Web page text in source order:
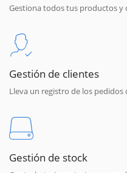
Gestiona todos tus productos y
Gestión de clientes
Lleva un registro de los
Gestión de stock